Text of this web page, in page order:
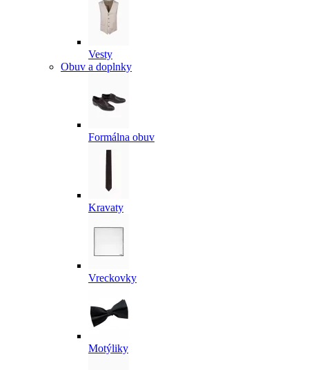
Vesty
Obuv a doplnky
Formálna obuv
Kravaty
Vreckovky
Motýliky